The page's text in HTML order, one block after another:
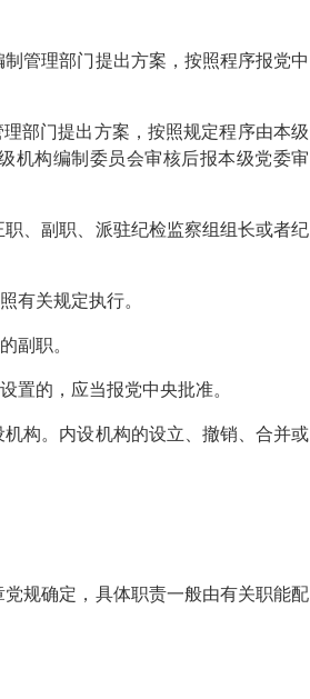
管理部门提出方案，按照程序报党中
部门提出方案，按照规定程序由本级
机构编制委员会审核后报本级党委审
、副职、派驻纪检监察组组长或者纪
有关规定执行。
副职。
置的，应当报党中央批准。
构。内设机构的设立、撤销、合并或
规确定，具体职责一般由有关职能配